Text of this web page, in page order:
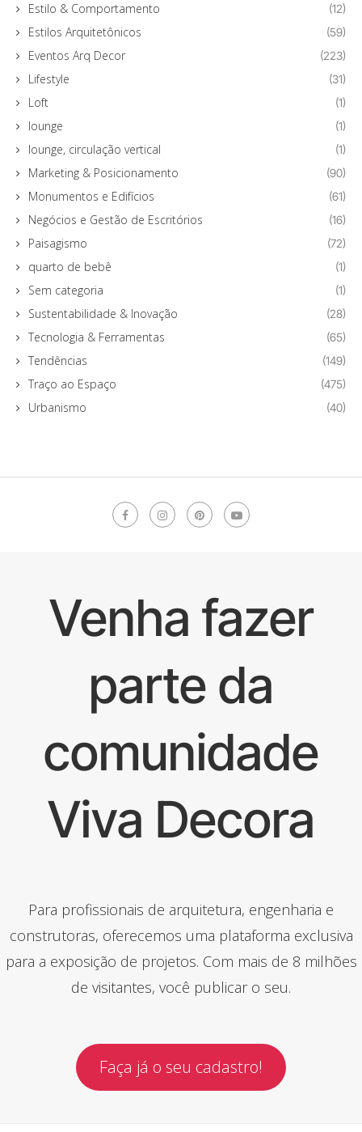
Estilo & Comportamento (12)
Estilos Arquitetônicos (59)
Eventos Arq Decor (223)
Lifestyle (31)
Loft (1)
lounge (1)
lounge, circulação vertical (1)
Marketing & Posicionamento (90)
Monumentos e Edifícios (61)
Negócios e Gestão de Escritórios (16)
Paisagismo (72)
quarto de bebê (1)
Sem categoria (1)
Sustentabilidade & Inovação (28)
Tecnologia & Ferramentas (65)
Tendências (149)
Traço ao Espaço (475)
Urbanismo (40)
Venha fazer
parte da
comunidade
Viva Decora
Para profissionais de arquitetura, engenharia e
construtoras, oferecemos uma plataforma exclusiva
para a exposição de projetos. Com mais de 8 milhões
de visitantes, você publicar o seu.
Faça já o seu cadastro!